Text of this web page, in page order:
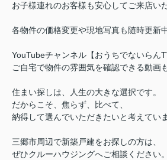
お子様連れのお客様も安心してご来店い
各物件の価格変更や現地写真も随時更新中
YouTubeチャンネル【おうちでないらん
ご自宅で物件の雰囲気を確認できる動画
住まい探しは、人生の大きな選択です。
だからこそ、焦らず、比べて、
納得して選んでいただきたいと考えていま
三郷市周辺で新築戸建をお探しの方は、
ぜひクルーハウジングへご相談ください。